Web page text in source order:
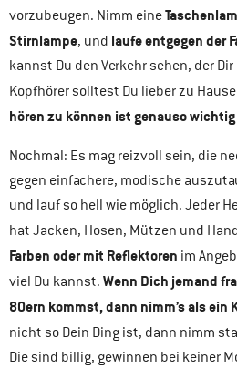
vorzubeugen. Nimm eine
Stirnlampe, und laufe entgegen der
kannst Du den Verkehr sehen, der
Kopfhörer solltest Du lieber zu
hören zu können ist genauso
Nochmal: Es mag reizvoll sein, die
gegen einfachere, modische
und lauf so hell wie möglich. Jeder
hat Jacken, Hosen, Mützen und
Farben oder mit Reflektoren im
viel Du kannst. Wenn Dich jemand
80ern kommst, dann nimm’s als ein
nicht so Dein Ding ist, dann nimm
Die sind billig, gewinnen bei keiner